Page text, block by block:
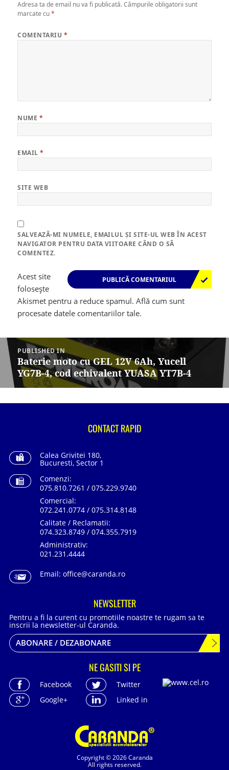
Adresa ta de email nu va fi publicată. Câmpurile obligatorii sunt
marcate cu*
COMENTARIU *
NUME *
EMAIL*
SITE WEB
SALVEAZĂ-MI NUMELE, EMAILUL ȘI SITE-UL WEB ÎN ACEST
NAVIGATOR PENTRU DATA VIITOARE CÂND O SĂ
COMENTEZ.
Acest site
folosește
Akismet pentru a reduce spamul.Află cum sunt
procesate datele comentariilor tale.
Navigare
articole
PUBLISHED IN
Baterie moto cu GEL 12V 6Ah, Yucell
YG7B-4, cod echivalent YUASA YT7B-4
Copyright © 2026 Caranda
All rights reserved.
CONTACT RAPID
Calea Grivitei 180,
Bucuresti, Sector 1
Comenzi:
075.810.7261 / 075.229.9740
Comercial:
072.241.0774 / 075.314.8148
Calitate / Reclamatii:
074.323.8749 / 074.355.7919
Administrativ:
021.231.4444
Email: office@caranda.ro
NEWSLETTER
Pentru a fi la curent cu promotiile noastre te rugam sa te
inscrii la newsletter-ul Caranda.
ABONARE / DEZABONARE
NE GASITI SI PE
Facebook
Twitter
Google+
Linked in